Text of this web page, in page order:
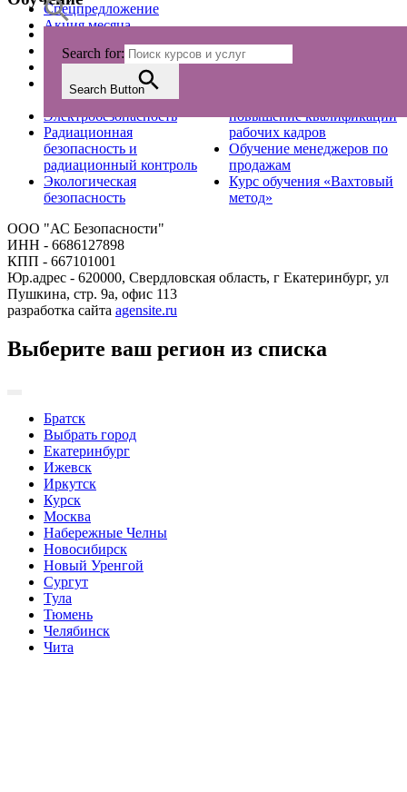
Спецпредложение
Акция месяца
Search for:
Search Button
Оказание первой помощи
Охрана труда
Курсы обучения по
промбезопасности
Электробезопасность
Радиационная
безопасность и
радиационный контроль
Экологическая
безопасность
курс профессиональной
подготовки
повышение квалификации
рабочих кадров
Обучение менеджеров по
продажам
Курс обучения «Вахтовый
метод»
ООО "АС Безопасности"
ИНН - 6686127898
КПП - 667101001
Юр.адрес - 620000, Свердловская область, г Екатеринбург, ул
Пушкина, стр. 9а, офис 113
разработка сайта agensite.ru
Выберите ваш регион из списка
Братск
Выбрать город
Екатеринбург
Ижевск
Иркутск
Курск
Москва
Набережные Челны
Новосибирск
Новый Уренгой
Сургут
Тула
Тюмень
Челябинск
Чита